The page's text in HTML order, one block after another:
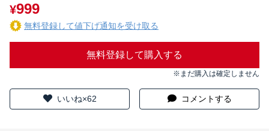
¥999
無料登録して値下げ通知を受け取る
無料登録して購入する
※まだ購入は確定しません
いいね×62 コメントする